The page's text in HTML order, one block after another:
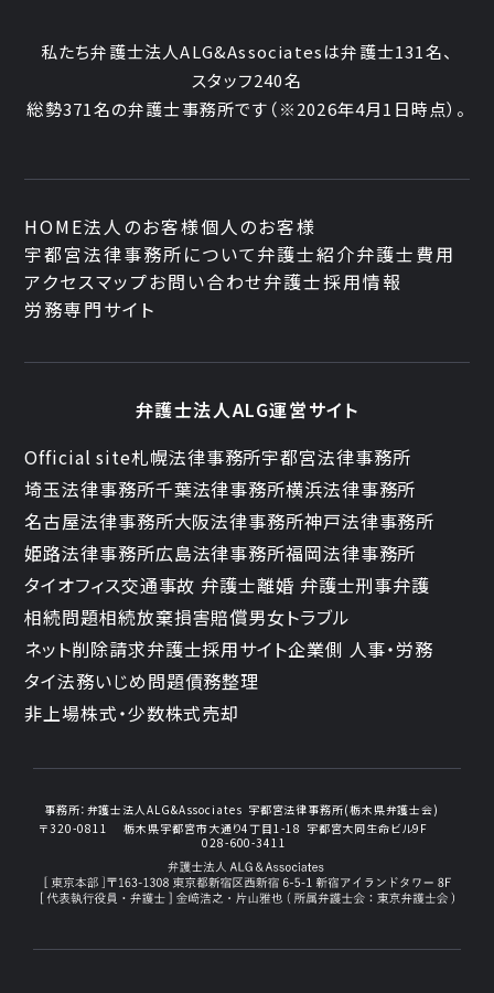
私たち弁護士法人ALG&Associatesは弁護士131名、
スタッフ240名
総勢371名の弁護士事務所です （※2026年4月1日時点）。
HOME法人のお客様個人のお客様
宇都宮法律事務所について弁護士紹介弁護士費用
アクセスマップお問い合わせ弁護士採用情報
労務専門サイト
弁護士法人ALG運営サイト
Official site札幌法律事務所宇都宮法律事務所
埼玉法律事務所千葉法律事務所横浜法律事務所
名古屋法律事務所大阪法律事務所神戸法律事務所
姫路法律事務所広島法律事務所福岡法律事務所
タイオフィス交通事故 弁護士離婚 弁護士刑事弁護
相続問題相続放棄損害賠償男女トラブル
ネット削除請求弁護士採用サイト企業側 人事・労務
タイ法務いじめ問題債務整理
非上場株式・少数株式売却
事務所： 弁護士法人ALG&Associates 宇都宮法律事務所(栃木県弁護士会)
〒320-0811
栃木県宇都宮市大通り4丁目1-18 宇都宮大同生命ビル9F
028-600-3411